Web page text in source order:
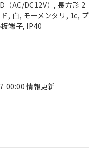
（AC/DC12V）, 長方形 2
, 白, モーメンタリ, 1c, プ
端子, IP40
00:00 情報更新